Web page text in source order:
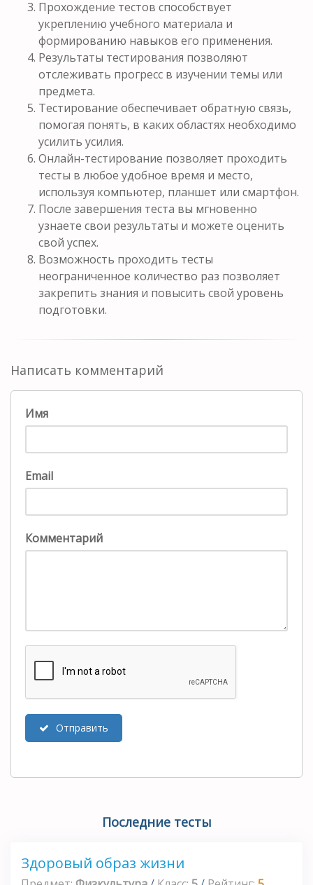
Прохождение тестов способствует
укреплению учебного материала и
формированию навыков его применения.
Результаты тестирования позволяют
отслеживать прогресс в изучении темы или
предмета.
Тестирование обеспечивает обратную связь,
помогая понять, в каких областях необходимо
усилить усилия.
Онлайн-тестирование позволяет проходить
тесты в любое удобное время и место,
используя компьютер, планшет или смартфон.
После завершения теста вы мгновенно
узнаете свои результаты и можете оценить
свой успех.
Возможность проходить тесты
неограниченное количество раз позволяет
закрепить знания и повысить свой уровень
подготовки.
Написать комментарий
Имя
Email
Комментарий
Отправить
Последние тесты
Здоровый образ жизни